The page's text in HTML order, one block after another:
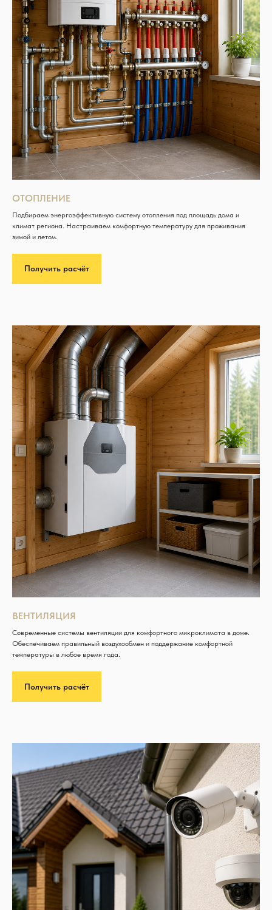
ОТОПЛЕНИЕ
Подбираем энергоэффективную систему отопления под площадь дома и
климат региона. Настраиваем комфортную температуру для проживания
зимой и летом.
Получить расчёт
ВЕНТИЛЯЦИЯ
Современные системы вентиляции для комфортного микроклимата в доме.
Обеспечиваем правильный воздухообмен и поддержание комфортной
температуры в любое время года.
Получить расчёт